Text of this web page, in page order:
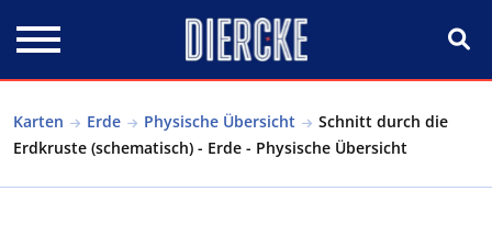
Karten Erde Physische Übersicht
Schnitt durch die
Erdkruste (schematisch) - Erde - Physische Übersicht